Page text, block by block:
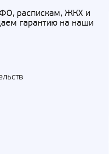
распискам, ЖКХ и
гарантию на наши